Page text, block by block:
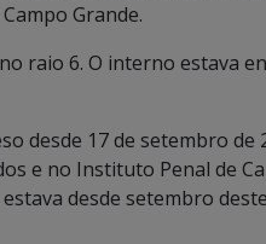
Grande.
raio 6. O interno estava
desde 17 de setembro
e no Instituto Penal de
desde setembro